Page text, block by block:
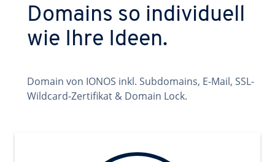
Domains so individuell
wie Ihre Ideen.
Domain von IONOS inkl. Subdomains, E-Mail, SSL-
Wildcard-Zertifikat & Domain Lock.